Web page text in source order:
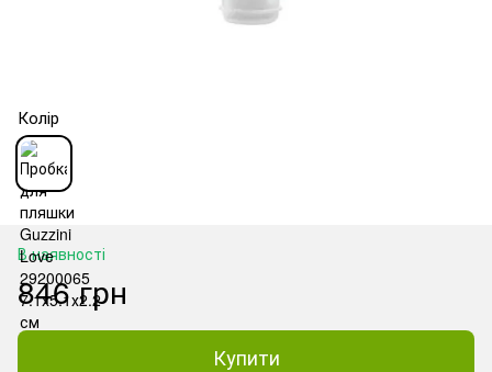
Колір
В наявності
846 грн
Купити